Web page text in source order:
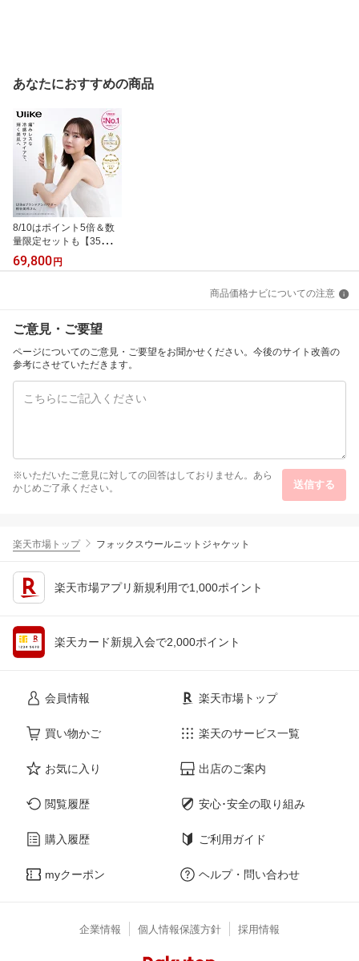
あなたにおすすめの商品
8/10はポイント5倍＆数
量限定セットも【35%O
FFクーポンで69,800円
→ 45,370円+条件達成で
年モデル ユーライク 脱
毛器 脱毛 サファイア美
容器 冷却機能 USHRモ
ード 顔 ワキ ヒゲ 自宅ケ
69,800 円
商品価格ナビについての注意
ご意見・ご要望
ページについてのご意見・ご要望をお聞かせください。今後のサイト改善の
参考にさせていただきます。
※いただいたご意見に対しての回答はしておりません。あら
かじめご了承ください。
送信する
楽天市場トップ フォックスウールニットジャケット
楽天市場アプリ新規利用で1,000ポイント
楽天カード新規入会で2,000ポイント
会員情報
買い物かご
お気に入り
閲覧履歴
購入履歴
myクーポン
楽天市場トップ
楽天のサービス一覧
出店のご案内
安心･安全の取り組み
ご利用ガイド
ヘルプ・問い合わせ
企業情報 個人情報保護方針 採用情報